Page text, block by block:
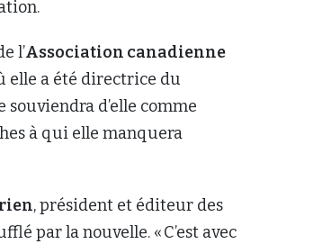
l’Association canadienne
elle a été directrice du
d’elle comme
à qui elle manquera
, président et éditeur des
par la nouvelle. « C’est avec